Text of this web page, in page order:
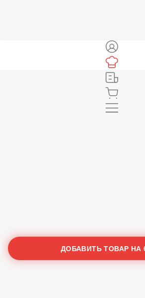
ДОБАВИТЬ ТОВАР НА